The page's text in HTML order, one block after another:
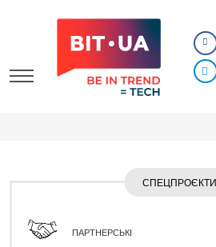
СПЕЦПРОЄКТИ
ПАРТНЕРСЬКІ